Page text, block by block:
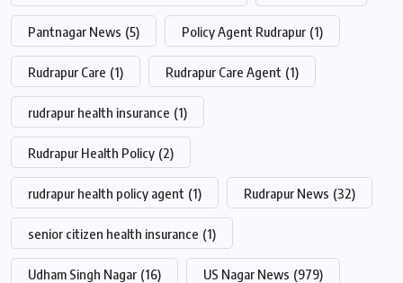
Pantnagar News (5) Policy Agent Rudrapur (1)
Rudrapur Care (1) Rudrapur Care Agent (1)
rudrapur health insurance (1)
Rudrapur Health Policy (2)
rudrapur health policy agent (1) Rudrapur News (32)
senior citizen health insurance (1)
Udham Singh Nagar (16) US Nagar News (979)